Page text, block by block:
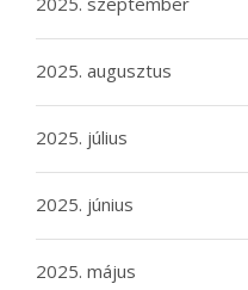
2025. augusztus
2025. július
2025. június
2025. május